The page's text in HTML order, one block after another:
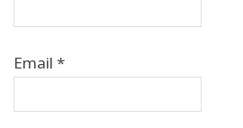
Email *